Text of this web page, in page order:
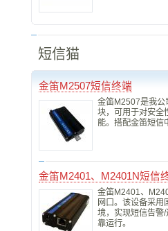
短信猫
金笛M2507短信终端
金笛M2507是我公
块，可用于对安全
能。搭配金笛短信
金笛M2401、M2401N短信
金笛M2401、
网口。该设备采用
境，实现短信告警
靠运行。